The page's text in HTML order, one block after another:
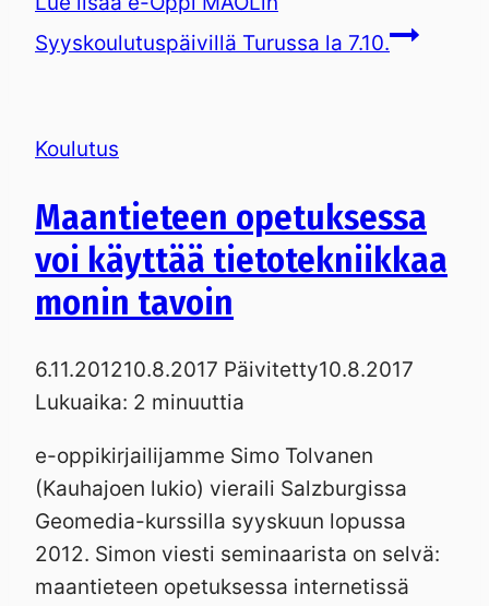
Syyskoulutuspäivillä Turussa la 7.10.
Koulutus
Maantieteen opetuksessa
voi käyttää tietotekniikkaa
monin tavoin
6.11.201210.8.2017 Päivitetty10.8.2017
Lukuaika: 2 minuuttia
e-oppikirjailijamme Simo Tolvanen
(Kauhajoen lukio) vieraili Salzburgissa
Geomedia-kurssilla syyskuun lopussa
2012. Simon viesti seminaarista on selvä:
maantieteen opetuksessa internetissä